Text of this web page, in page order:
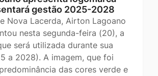
gestão 2025-2028
Nova Lacerda, Airton Lagoano
nesta segunda-feira (20), a
será utilizada durante sua
a 2028). A imagem, que foi
das cores verde e